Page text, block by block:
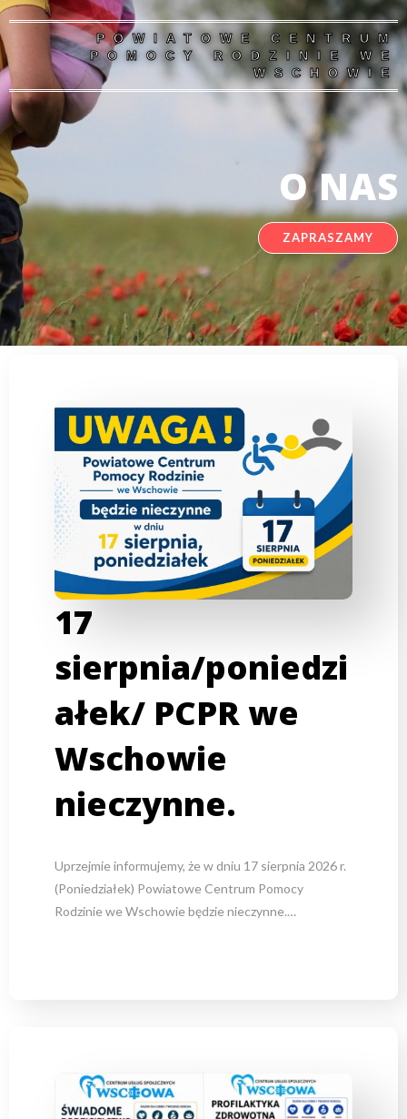
POWIATOWE CENTRUM
POMOCY RODZINIE WE
WSCHOWIE
O NAS
ZAPRASZAMY
17
sierpnia/poniedzi
ałek/ PCPR we
Wschowie
nieczynne.
Uprzejmie informujemy, że w dniu 17 sierpnia 2026 r.
(Poniedziałek) Powiatowe Centrum Pomocy
Rodzinie we Wschowie będzie nieczynne.…